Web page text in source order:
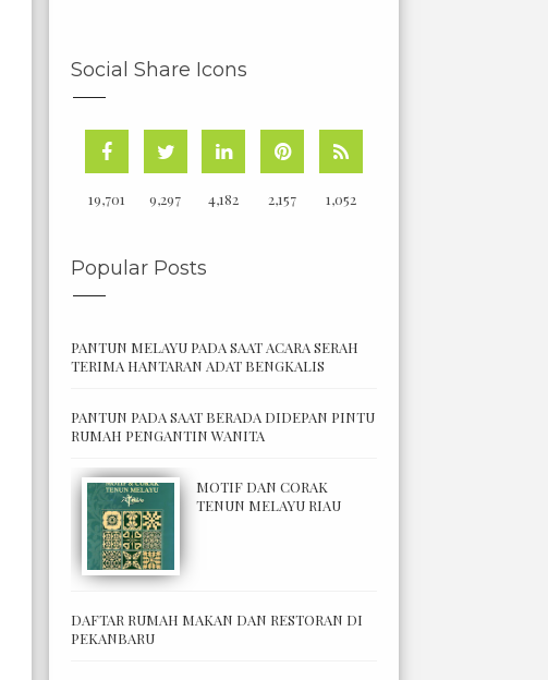
Social Share Icons
19,701 9,297 4,182 2,157 1,052
Popular Posts
PANTUN MELAYU PADA SAAT ACARA SERAH
TERIMA HANTARAN ADAT BENGKALIS
PANTUN PADA SAAT BERADA DIDEPAN PINTU
RUMAH PENGANTIN WANITA
MOTIF DAN CORAK
TENUN MELAYU RIAU
DAFTAR RUMAH MAKAN DAN RESTORAN DI
PEKANBARU